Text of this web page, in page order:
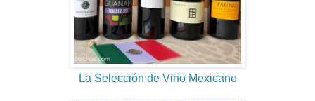
La Selección de Vino Mexicano